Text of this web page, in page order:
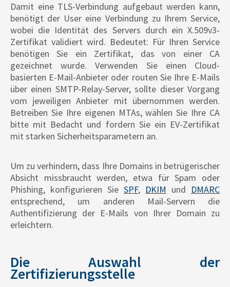
Damit eine TLS-Verbindung aufgebaut werden kann,
benötigt der User eine Verbindung zu Ihrem Service,
wobei die Identität des Servers durch ein X.509v3-
Zertifikat validiert wird. Bedeutet: Für Ihren Service
benötigen Sie ein Zertifikat, das von einer CA
gezeichnet wurde. Verwenden Sie einen Cloud-
basierten E-Mail-Anbieter oder routen Sie Ihre E-Mails
über einen SMTP-Relay-Server, sollte dieser Vorgang
vom jeweiligen Anbieter mit übernommen werden.
Betreiben Sie Ihre eigenen MTAs, wählen Sie Ihre CA
bitte mit Bedacht und fordern Sie ein EV-Zertifikat
mit starken Sicherheitsparametern an.
Um zu verhindern, dass Ihre Domains in betrügerischer
Absicht missbraucht werden, etwa für Spam oder
Phishing, konfigurieren Sie SPF, DKIM und DMARC
entsprechend, um anderen Mail-Servern die
Authentifizierung der E-Mails von Ihrer Domain zu
erleichtern.
Die Auswahl der
Zertifizierungsstelle